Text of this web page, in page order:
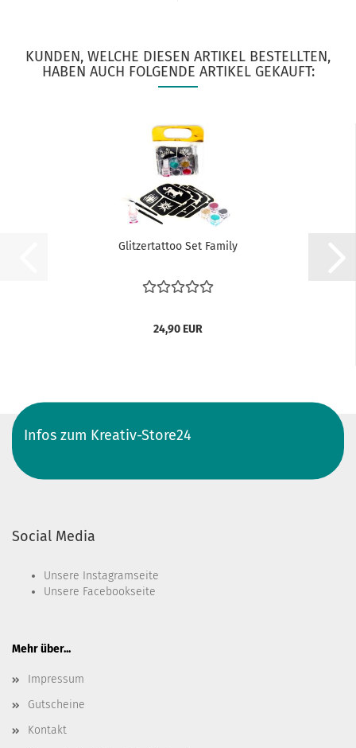
KUNDEN, WELCHE DIESEN ARTIKEL BESTELLTEN,
HABEN AUCH FOLGENDE ARTIKEL GEKAUFT:
Glitzertattoo Set Family
24,90 EUR
Infos zum Kreativ-Store24
Social Media
Unsere Instagramseite
Unsere Facebookseite
Mehr über...
Impressum
Gutscheine
Kontakt